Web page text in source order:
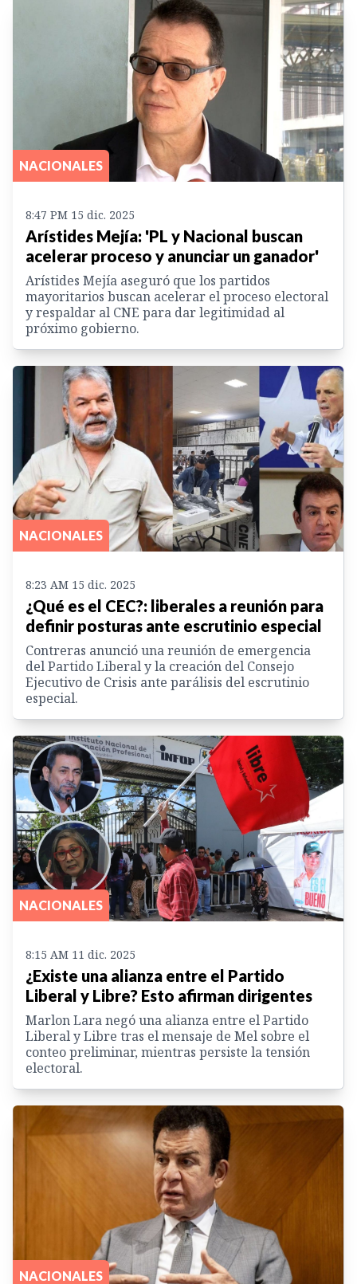
NACIONALES
8:47 PM 15 dic. 2025
Arístides Mejía: 'PL y Nacional buscan
acelerar proceso y anunciar un ganador'
Arístides Mejía aseguró que los partidos
mayoritarios buscan acelerar el proceso electoral
y respaldar al CNE para dar legitimidad al
próximo gobierno.
NACIONALES
8:23 AM 15 dic. 2025
¿Qué es el CEC?: liberales a reunión para
definir posturas ante escrutinio especial
Contreras anunció una reunión de emergencia
del Partido Liberal y la creación del Consejo
Ejecutivo de Crisis ante parálisis del escrutinio
especial.
NACIONALES
8:15 AM 11 dic. 2025
¿Existe una alianza entre el Partido
Liberal y Libre? Esto afirman dirigentes
Marlon Lara negó una alianza entre el Partido
Liberal y Libre tras el mensaje de Mel sobre el
conteo preliminar, mientras persiste la tensión
electoral.
NACIONALES